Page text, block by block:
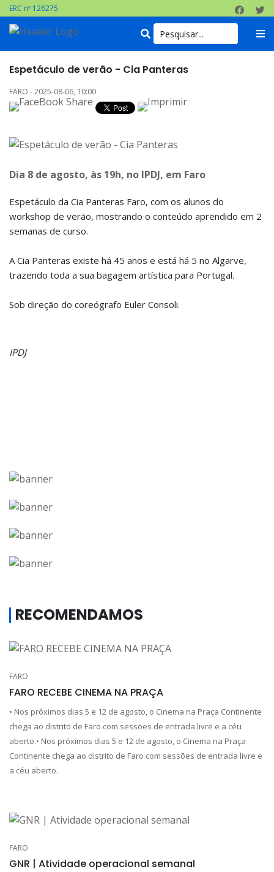
ERC nº 126275
Espetáculo de verão - Cia Panteras
FARO - 2025-08-06, 10:00
Dia 8 de agosto, às 19h, no IPDJ, em Faro
Espetáculo da Cia Panteras Faro, com os alunos do
workshop de verão, mostrando o conteúdo aprendido em 2
semanas de curso.
A Cia Panteras existe há 45 anos e está há 5 no Algarve,
trazendo toda a sua bagagem artística para Portugal.
Sob direção do coreógrafo Euler Consoli.
IPDJ
RECOMENDAMOS
FARO
FARO RECEBE CINEMA NA PRAÇA
• Nos próximos dias 5 e 12 de agosto, o Cinema na Praça Continente
chega ao distrito de Faro com sessões de entrada livre e a céu
aberto.• Nos próximos dias 5 e 12 de agosto, o Cinema na Praça
Continente chega ao distrito de Faro com sessões de entrada livre e
a céu aberto.
FARO
GNR | Atividade operacional semanal